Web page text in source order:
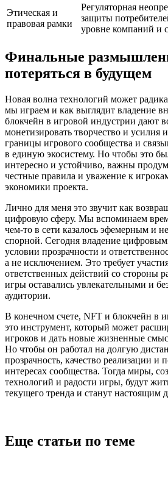
Этическая и
правовая рамки
Регуляторная
защиты
уровне компаний и
Финальные
потеряться в будущем
Новая волна технологий может
мы играем и как выглядит владение
блокчейн в игровой индустрии дают
монетизировать творчество и усилия
границы игрового сообщества и
в единую экосистему. Но чтобы это
интересно и устойчиво, важны
честные правила и уважение к
экономики проекта.
Лично для меня это звучит как
цифровую сферу. Мы вспоминаем
чем‑то в сети казалось эфемерным и
спорной. Сегодня владение
условии прозрачности и
а не исключением. Это требует
ответственных действий со стороны
игры оставались увлекательными и
аудитории.
В конечном счете, NFT и блокчейн в
это инструмент, который может
игроков и дать новые жизненные
Но чтобы он работал на долгую
прозрачность, качество реализации и
интересах сообщества. Тогда миры,
технологий и радости игры, будут
текущего тренда и станут настоящим
Еще статьи по теме